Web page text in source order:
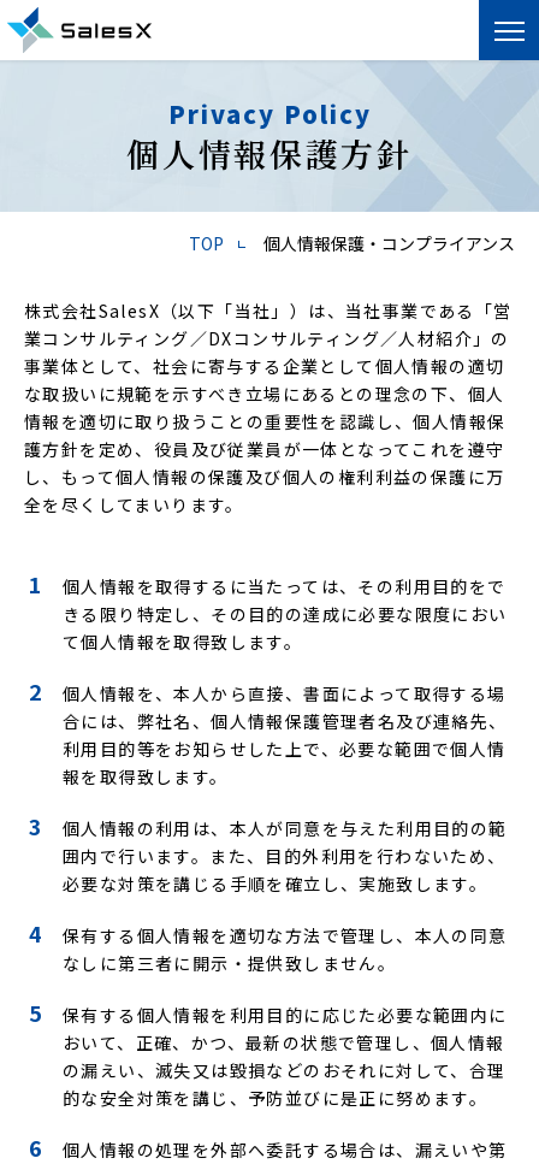
Privacy Policy
個人情報保護方針
TOP 個人情報保護・コンプライアンス
株式会社SalesX（以下「当社」）は、当社事業である「営
業コンサルティング／DXコンサルティング／人材紹介」の
事業体として、社会に寄与する企業として個人情報の適切
な取扱いに規範を示すべき立場にあるとの理念の下、個人
情報を適切に取り扱うことの重要性を認識し、個人情報保
護方針を定め、役員及び従業員が一体となってこれを遵守
し、もって個人情報の保護及び個人の権利利益の保護に万
全を尽くしてまいります。
個人情報を取得するに当たっては、その利用目的をで
きる限り特定し、その目的の達成に必要な限度におい
て個人情報を取得致します。
個人情報を、本人から直接、書面によって取得する場
合には、弊社名、個人情報保護管理者名及び連絡先、
利用目的等をお知らせした上で、必要な範囲で個人情
報を取得致します。
個人情報の利用は、本人が同意を与えた利用目的の範
囲内で行います。また、目的外利用を行わないため、
必要な対策を講じる手順を確立し、実施致します。
保有する個人情報を適切な方法で管理し、本人の同意
なしに第三者に開示・提供致しません。
保有する個人情報を利用目的に応じた必要な範囲内に
おいて、正確、かつ、最新の状態で管理し、個人情報
の漏えい、滅失又は毀損などのおそれに対して、合理
的な安全対策を講じ、予防並びに是正に努めます。
個人情報の処理を外部へ委託する場合は、漏えいや第